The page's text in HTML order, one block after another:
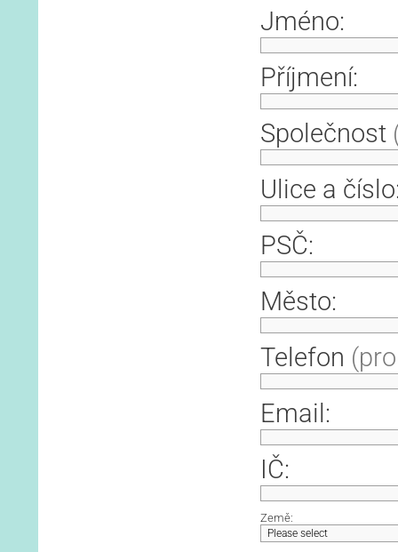
Jméno:
Příjmení:
Společnost
Ulice a
PSČ:
Město:
Telefon
Email:
IČ:
Země: